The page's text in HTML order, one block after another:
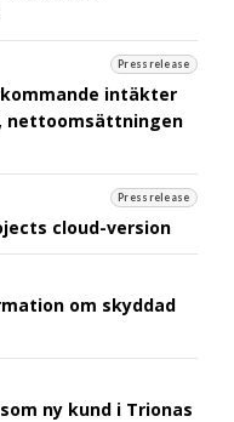
Pressrelease
intäkter
nettoomsättningen
Pressrelease
cloud-version
om skyddad
ny kund i Trionas